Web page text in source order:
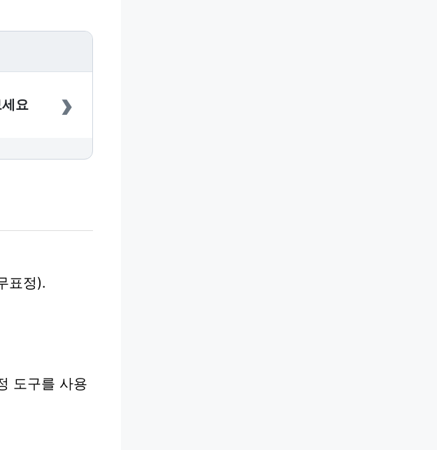
요 ›
표정).
도구를 사용